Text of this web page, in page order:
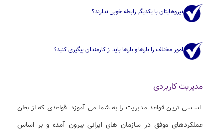
نیروهایتان با یکدیگر رابطه خوبی ندارند؟
امور مختلف را بارها و بارها باید از کارمندان پیگیری کنید؟
مدیریت کاربردی
اساسی ترین قواعد مدیریت را به شما می آموزد. قواعدی که از بطن
عملکردهای موفق در سازمان های ایرانی بیرون آمده و بر اساس